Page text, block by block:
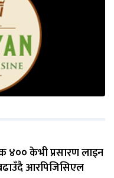
केभी प्रसारण लाइन
आरपिजिसिएल